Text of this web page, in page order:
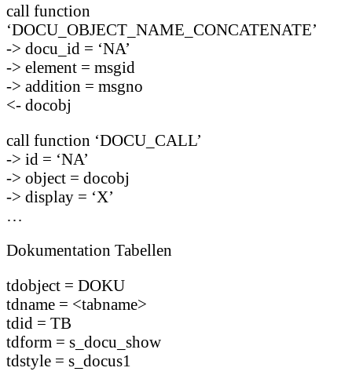
call function
‘DOCU_OBJECT_NAME_CONCATENATE’
-> docu_id = ‘NA’
-> element = msgid
-> addition = msgno
<- docobj
call function ‘DOCU_CALL’
-> id = ‘NA’
-> object = docobj
-> display = ‘X’
…
Dokumentation Tabellen
tdobject = DOKU
tdname = <tabname>
tdid = TB
tdform = s_docu_show
tdstyle = s_docus1